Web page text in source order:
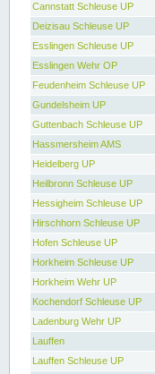
Cannstatt Schleuse UP
Deizisau Schleuse UP
Esslingen Schleuse UP
Esslingen Wehr OP
Feudenheim Schleuse UP
Gundelsheim UP
Guttenbach Schleuse UP
Hassmersheim AMS
Heidelberg UP
Heilbronn Schleuse UP
Hessigheim Schleuse UP
Hirschhorn Schleuse UP
Hofen Schleuse UP
Horkheim Schleuse UP
Horkheim Wehr UP
Kochendorf Schleuse UP
Ladenburg Wehr UP
Lauffen
Lauffen Schleuse UP